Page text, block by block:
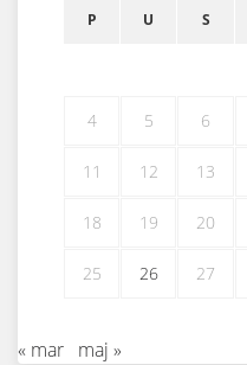
P U S
4 5 6
11 12 13
18 19 20
25 26 27
« mar maj »